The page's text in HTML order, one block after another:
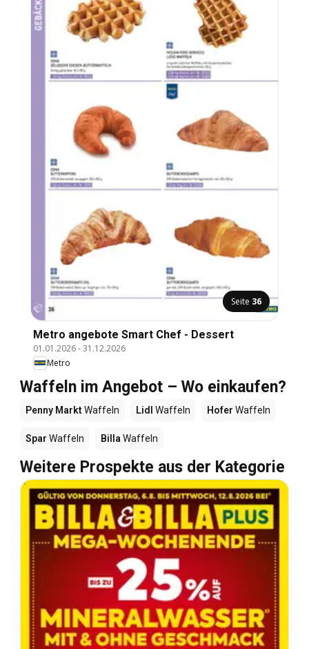
Seite 36
Metro angebote Smart Chef - Dessert
01.01.2026-31.12.2026
Metro
Waffeln im Angebot – Wo einkaufen?
Penny MarktWaffeln Lidl Waffeln Hofer Waffeln
Spar Waffeln Billa Waffeln
Weitere Prospekte aus der Kategorie